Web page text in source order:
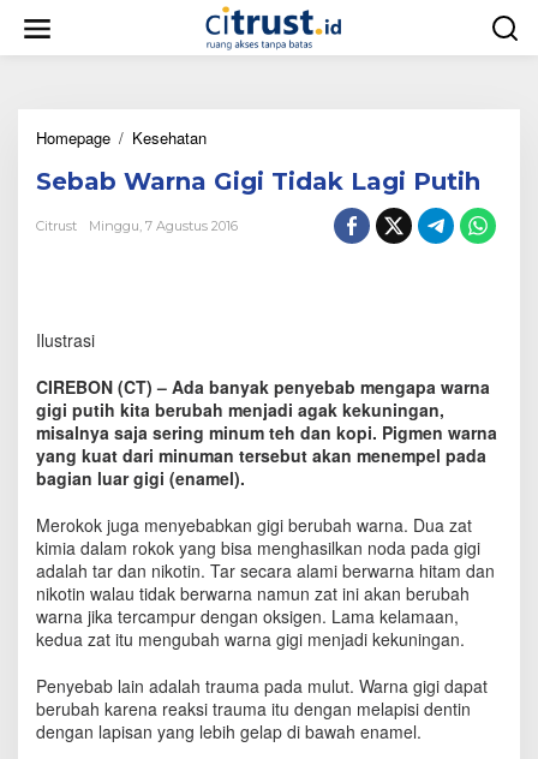
w
Homepage / Kesehatan
b
i
g
i
T
i
d
k
L
a
g
i
P
t
i
h
Sebab Warna Gigi Tidak Lagi Putih
Citrust Minggu, 7 Agustus 2016
Ilustrasi
CIREBON (CT) – Ada banyak penyebab mengapa warna
gigi putih kita berubah menjadi agak kekuningan,
misalnya saja sering minum teh dan kopi. Pigmen warna
yang kuat dari minuman tersebut akan menempel pada
bagian luar gigi (enamel).
Merokok juga menyebabkan gigi berubah warna. Dua zat
kimia dalam rokok yang bisa menghasilkan noda pada gigi
adalah tar dan nikotin. Tar secara alami berwarna hitam dan
nikotin walau tidak berwarna namun zat ini akan berubah
warna jika tercampur dengan oksigen. Lama kelamaan,
kedua zat itu mengubah warna gigi menjadi kekuningan.
Penyebab lain adalah trauma pada mulut. Warna gigi dapat
berubah karena reaksi trauma itu dengan melapisi dentin
dengan lapisan yang lebih gelap di bawah enamel.